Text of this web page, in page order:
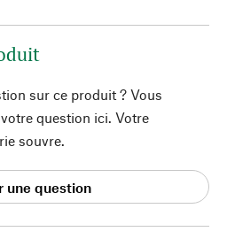
sur ce produit ? Vous
question ici. Votre
souvre.
une question